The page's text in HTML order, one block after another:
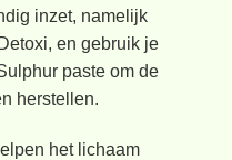
inzet, namelijk
en gebruik je
paste om de
herstellen.
het lichaam